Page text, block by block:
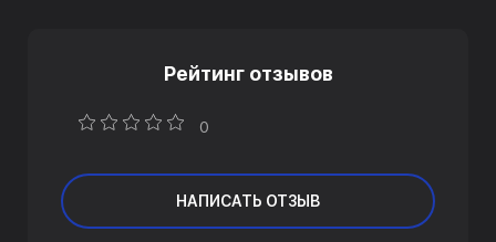
Рейтинг отзывов
0
НАПИСАТЬ ОТЗЫВ